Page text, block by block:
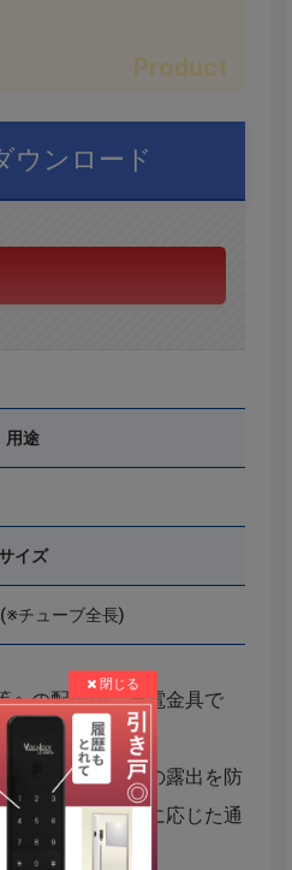
ウンロード
用途
イズ
チューブ全長)
への配線用、通電金具で
保護し、外観への露出を防
いない為、現場に応じた通